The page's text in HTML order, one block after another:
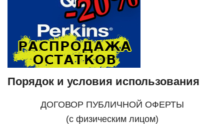
Порядок и условия использования
ДОГОВОР ПУБЛИЧНОЙ ОФЕРТЫ
(с физическим лицом)